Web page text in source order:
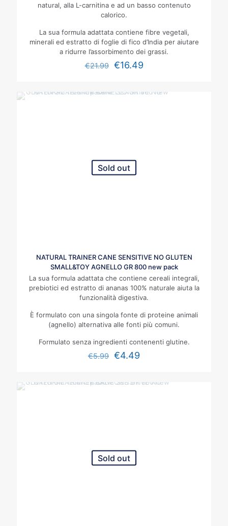
natural, alla L-carnitina e ad un basso contenuto
calorico.
La sua formula adattata contiene fibre vegetali,
minerali ed estratto di foglie di fico d’India per aiutare
a ridurre l’assorbimento dei grassi.
€21.99 €16.49
Sold out
NATURAL TRAINER CANE SENSITIVE NO GLUTEN
SMALL&TOY AGNELLO GR 800 new pack
La sua formula adattata che contiene cereali integrali,
prebiotici ed estratto di ananas 100% naturale aiuta la
funzionalità digestiva.
È formulato con una singola fonte di proteine animali
(agnello) alternativa alle fonti più comuni.
Formulato senza ingredienti contenenti glutine.
€5.99 €4.49
Sold out